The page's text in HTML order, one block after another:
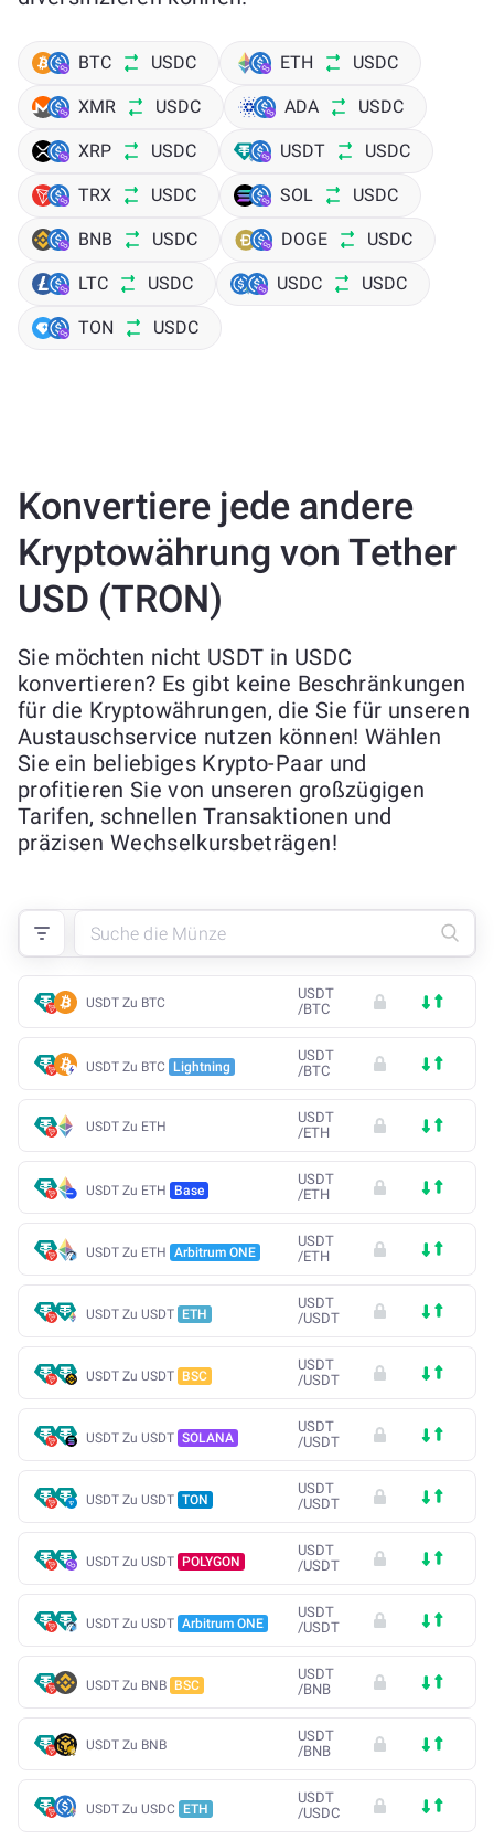
BTC USDC ETH USDC
XMR USDC ADA USDC
XRP USDC USDT USDC
TRX USDC SOL USDC
BNB USDC DOGE USDC
LTC USDC USDC USDC
TON USDC
Konvertiere jede andere
Kryptowährung von Tether
USD (TRON)
Sie möchten nicht USDT in USDC
konvertieren? Es gibt keine Beschränkungen
für die Kryptowährungen, die Sie für unseren
Austauschservice nutzen können! Wählen
Sie ein beliebiges Krypto-Paar und
profitieren Sie von unseren großzügigen
Tarifen, schnellen Transaktionen und
präzisen Wechselkursbeträgen!
USDT Zu BTC
USDT
/BTC
USDT Zu BTC Lightning
USDT
/BTC
USDT Zu ETH
USDT
/ETH
USDT Zu ETH Base
USDT
/ETH
USDT Zu ETH Arbitrum ONE
USDT
/ETH
USDT Zu USDT ETH
USDT
/USDT
USDT Zu USDT BSC
USDT
/USDT
USDT Zu USDT SOLANA
USDT
/USDT
USDT Zu USDT TON
USDT
/USDT
USDT Zu USDT POLYGON
USDT
/USDT
USDT Zu USDT Arbitrum ONE
USDT
/USDT
USDT Zu BNB BSC
USDT
/BNB
USDT Zu BNB
USDT
/BNB
USDT Zu USDC ETH
USDT
/USDC